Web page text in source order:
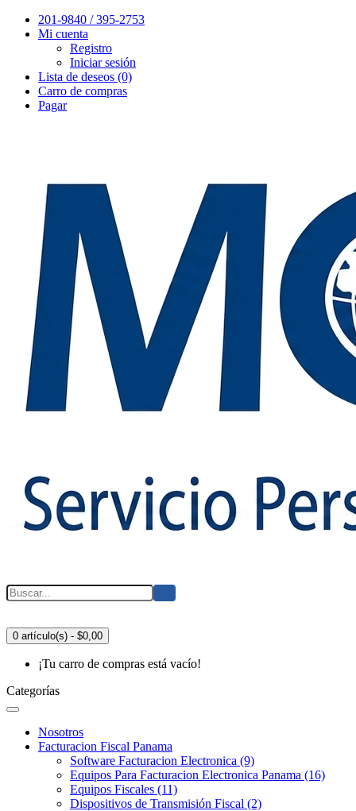
201-9840 / 395-2753
Mi cuenta
Registro
Iniciar sesión
Lista de deseos (0)
Carro de compras
Pagar
0 artículo(s) - $0,00
¡Tu carro de compras está vacío!
Categorías
Nosotros
Facturacion Fiscal Panama
Software Facturacion Electronica (9)
Equipos Para Facturacion Electronica Panama (16)
Equipos Fiscales (11)
Dispositivos de Transmisión Fiscal (2)